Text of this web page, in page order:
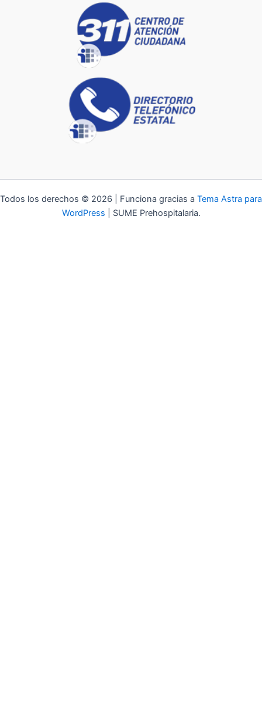
Todos los derechos © 2026 | Funciona gracias a Tema Astra para
WordPress | SUME Prehospitalaria.